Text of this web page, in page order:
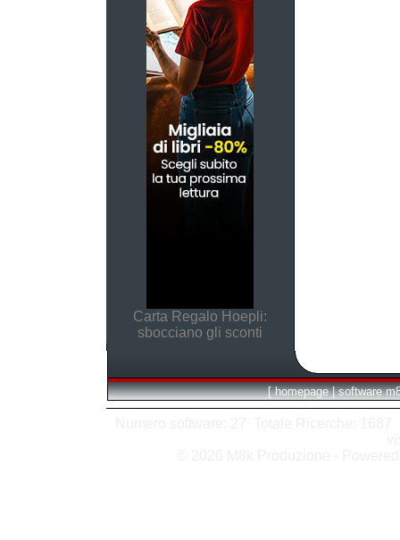
Carta Regalo Hoepli:
sbocciano gli sconti
[ homepage | software